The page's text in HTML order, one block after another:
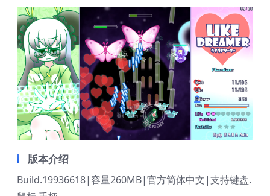
版本介绍
Build.19936618|容量260MB|官方简体中文|支持键盘.